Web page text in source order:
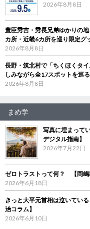
2026年8月8日
豊臣秀吉・秀長兄弟ゆかりの
カ所・近畿6カ所を巡り限定グ
2026年8月8日
長野・筑北村で「ちくほくタ
しみながら全17スポットを巡る
2026年8月8日
まめ学
写真に埋まって
デジタル指南】
2026年7月22日
ゼロトラストって何？ 【岡嶋
2026年6月18日
きっと大平元首相は泣いてい
治コラム】
2026年6月10日